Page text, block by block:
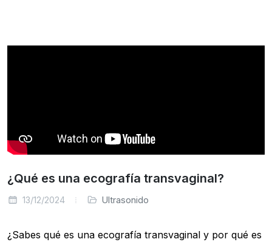
¿Qué es una ecografía transvaginal?
13/12/2024 Ultrasonido
¿Sabes qué es una ecografía transvaginal y por qué es